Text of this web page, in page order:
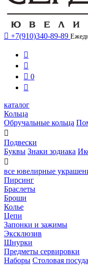
 +7(910)340-89-89


 0

каталог
Кольца
Обручальные кольца

Подвески
Буквы Знаки зодиака

все ювелирные
Пирсинг
Браслеты
Броши
Колье
Цепи
Запонки и зажимы
Эксклюзив
Шнурки
Предметы сервировки
Наборы Столовая посуда